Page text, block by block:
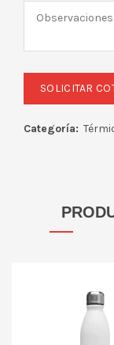
Categoría: